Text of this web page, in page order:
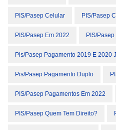
PIS/Pasep Celular PIS/Pasep
PIS/Pasep Em 2022 PIS/
Pis/pasep Pagamento 2019 E 2020
Pis/pasep Pagamento Duplo
PIS/Pasep Pagamentos Em 2022
PIS/Pasep Quem Tem Direito?